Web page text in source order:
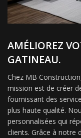
AMÉLIOREZ
GATINEAU.
Chez MB
mission est de créer
fournissant des
plus haute qualité.
personnalisées qui
clients. Grâce à notre